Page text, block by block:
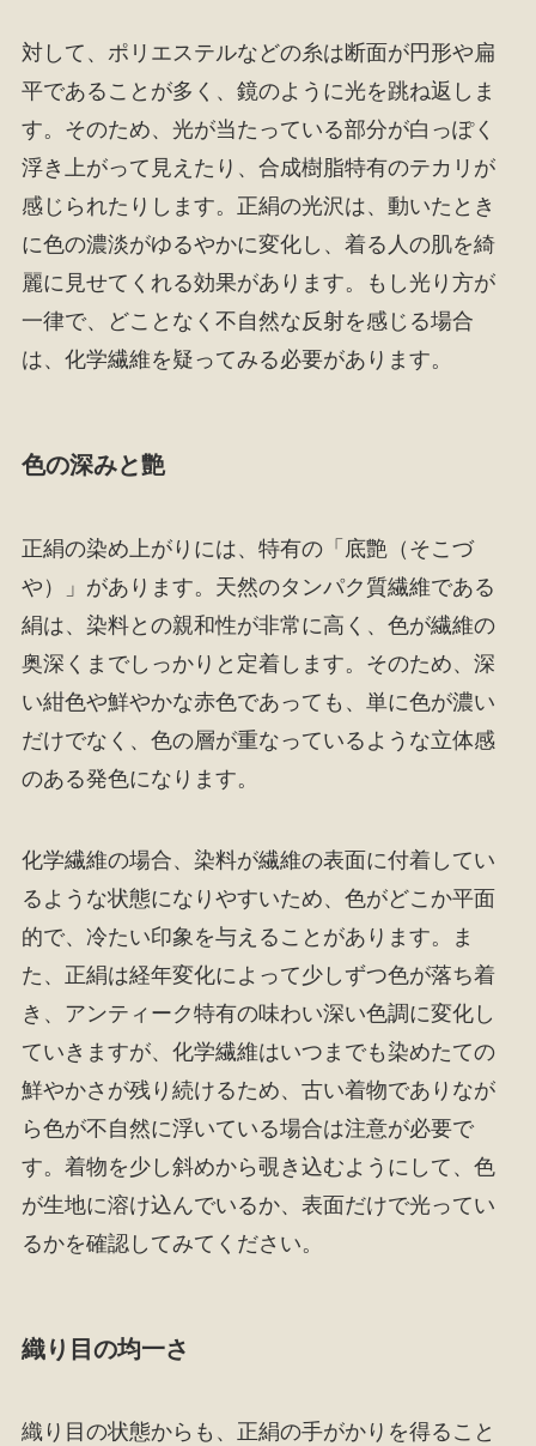
対して、ポリエステルなどの糸は断面が円形や扁
平であることが多く、鏡のように光を跳ね返しま
す。そのため、光が当たっている部分が白っぽく
浮き上がって見えたり、合成樹脂特有のテカリが
感じられたりします。正絹の光沢は、動いたとき
に色の濃淡がゆるやかに変化し、着る人の肌を綺
麗に見せてくれる効果があります。もし光り方が
一律で、どことなく不自然な反射を感じる場合
は、化学繊維を疑ってみる必要があります。
色の深みと艶
正絹の染め上がりには、特有の「底艶（そこづ
や）」があります。天然のタンパク質繊維である
絹は、染料との親和性が非常に高く、色が繊維の
奥深くまでしっかりと定着します。そのため、深
い紺色や鮮やかな赤色であっても、単に色が濃い
だけでなく、色の層が重なっているような立体感
のある発色になります。
化学繊維の場合、染料が繊維の表面に付着してい
るような状態になりやすいため、色がどこか平面
的で、冷たい印象を与えることがあります。ま
た、正絹は経年変化によって少しずつ色が落ち着
き、アンティーク特有の味わい深い色調に変化し
ていきますが、化学繊維はいつまでも染めたての
鮮やかさが残り続けるため、古い着物でありなが
ら色が不自然に浮いている場合は注意が必要で
す。着物を少し斜めから覗き込むようにして、色
が生地に溶け込んでいるか、表面だけで光ってい
るかを確認してみてください。
織り目の均一さ
織り目の状態からも、正絹の手がかりを得ること